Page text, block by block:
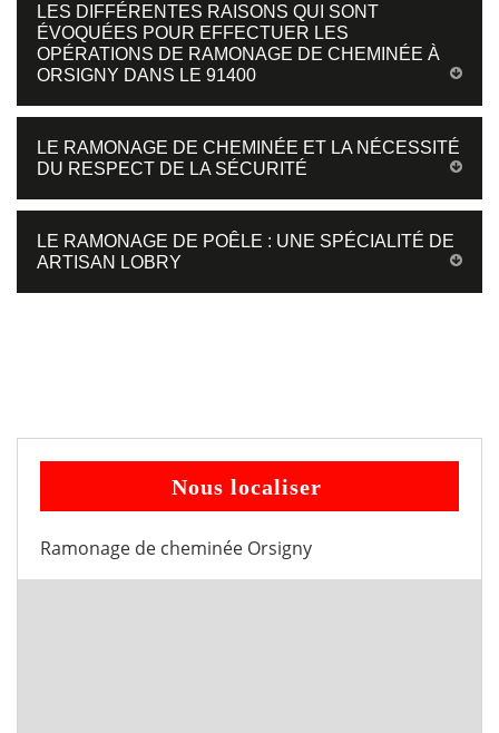
LES DIFFÉRENTES RAISONS QUI SONT
ÉVOQUÉES POUR EFFECTUER LES
OPÉRATIONS DE RAMONAGE DE CHEMINÉE À
ORSIGNY DANS LE 91400
LE RAMONAGE DE CHEMINÉE ET LA NÉCESSITÉ
DU RESPECT DE LA SÉCURITÉ
LE RAMONAGE DE POÊLE : UNE SPÉCIALITÉ DE
ARTISAN LOBRY
Nous localiser
Ramonage de cheminée Orsigny